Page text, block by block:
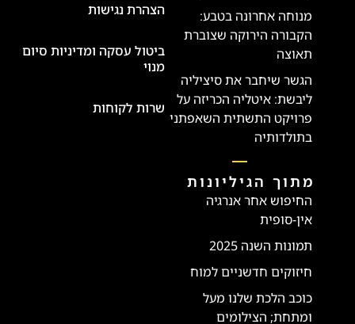
מנוחה אחרונה בטבע:
הקבורה הירוקה שצוברת
תאוצה
הגשר שיחבר את סיציליה
ליבשת: איטליה הכריזה על
פרויקט התשתית השאפתני
בתולדותיה
מתוך הגיליונות
החיפוש אחר אנרגיה
אין-סופית
תמונות השנה 2025
חיזוקים חדשניים למוח
כוכב הלכת שלנו מעל
ומתחת; הצילומים
הצהרת נגישות
ביטול עסקה ומדיניות סיום
מנוי
שרות לקוחות